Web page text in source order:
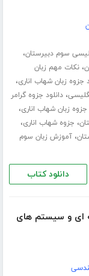
سوم دبیرستان،
،نکات مهم زبان
جزوه زبان شهاب اناری،
،دانلود جزوه گرامر
جزوه زبان شهاب اناری،
، جزوه شهاب اناری،
،آموزش زبان سوم
دانلود کتاب
ای و سیستم های